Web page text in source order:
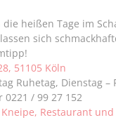
heißen Tage im
sich
51105 Köln
Ruhetag, Dienstag –
/ 99 27 152
Restaurant